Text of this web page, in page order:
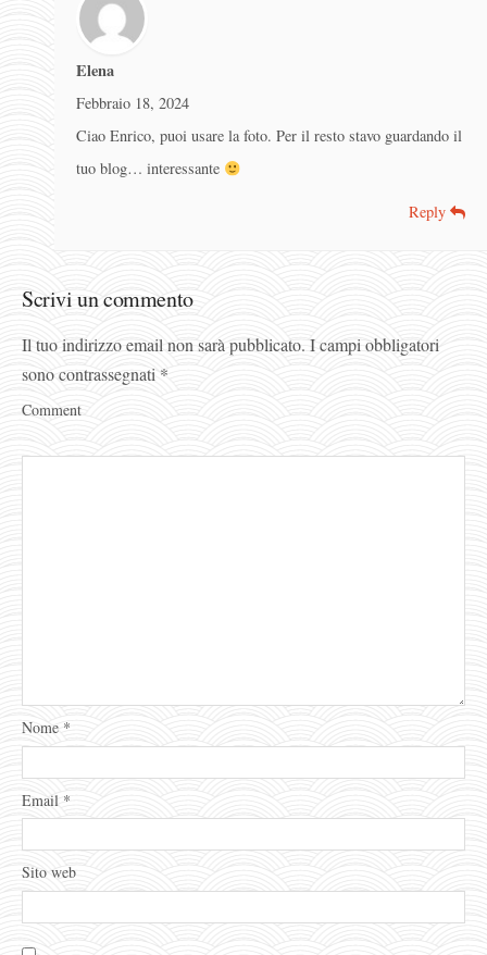
Elena
Febbraio 18, 2024
Ciao Enrico, puoi usare la foto. Per il resto stavo guardando il
tuo blog… interessante
Reply
Scrivi un commento
Il tuo indirizzo email non sarà pubblicato. I campi obbligatori
sono contrassegnati *
Comment
Nome *
Email *
Sito web